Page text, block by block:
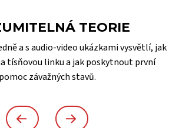
TEORIE
a s audio-video ukázkami vysvětlí, jak
tísňovou linku a jak poskytnout první
pomoc závažných stavů.